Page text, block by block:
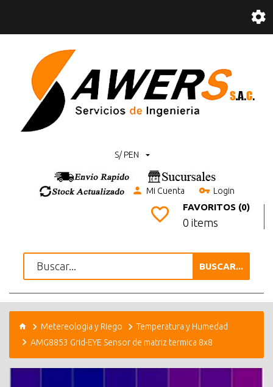
S/ PEN
Mi Cuenta Login
FAVORITOS (0)
0 items
BUSCAR...
Metereologia y Riego
Temperatura y Humedad
AMG8853 Grid-EYE Sensor de matriz termica 8x8